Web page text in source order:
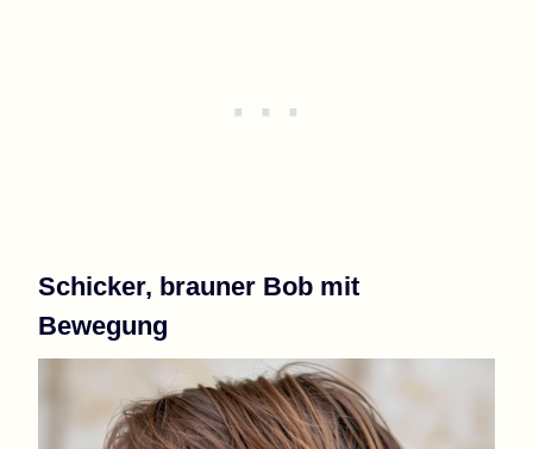
Schicker, brauner Bob mit
Bewegung